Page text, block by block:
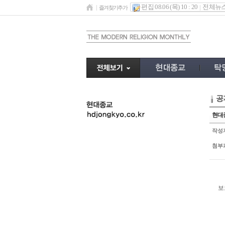
즐겨찾기추가 편집 08.06 (목) 10 : 20 전체뉴
공
현대
작성
첨부